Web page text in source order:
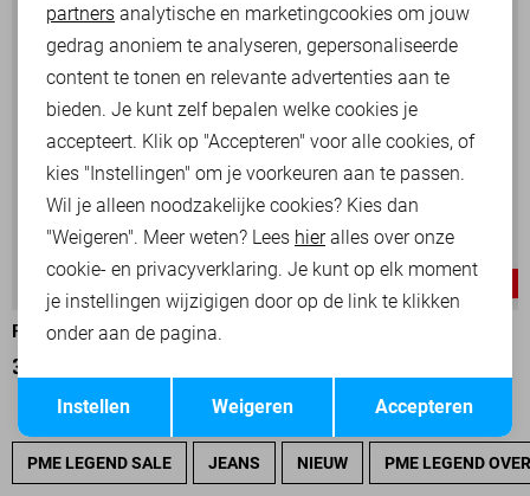
PME LEGEND T-SHIRT
35,00
PME LEGEND SALE JEANS NIEUW PME LEGEND
Marketing cookies
Opslaan
partners analytische en marketingcookies om jouw
gedrag anoniem te analyseren, gepersonaliseerde
content te tonen en relevante advertenties aan te
bieden. Je kunt zelf bepalen welke cookies je
accepteert. Klik op "Accepteren" voor alle cookies, of
kies "Instellingen" om je voorkeuren aan te passen.
Wil je alleen noodzakelijke cookies? Kies dan
"Weigeren". Meer weten? Lees hieralles over onze
cookie- en privacyverklaring. Je kunt op elk moment
je instellingen wijzigigen door op de link te klikken
onder aan de pagina.
Accepteren
Weigeren
Instellen